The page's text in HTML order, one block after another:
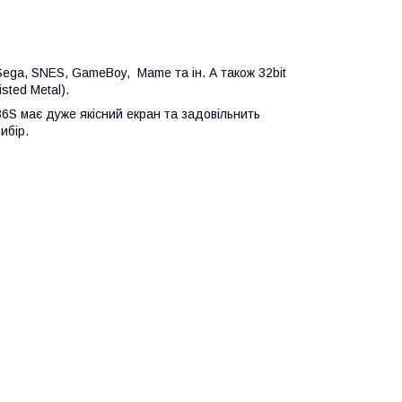
SNES, GameBoy, Mame та ін. А також 32bit
Metal).
має дуже якісний екран та задовільнить